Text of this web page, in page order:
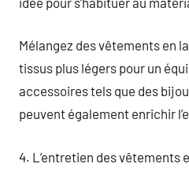
Mélangez des vêtements en
tissus plus légers pour un
accessoires tels que des
peuvent également enrichir
4. L’entretien des vêtements